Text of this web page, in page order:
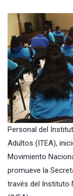
Personal del
Adultos (ITEA),
Movimiento
promueve la
través del Instituto